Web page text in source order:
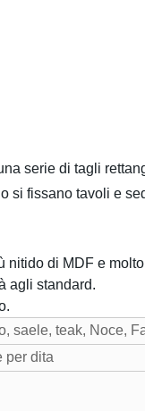
serie di tagli
fissano tavoli e
di MDF e
agli standard.
saele, teak, Noce,
per dita